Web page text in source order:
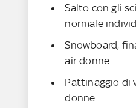
Salto con gli
normale
Snowboard,
air donne
Pattinaggio di
donne